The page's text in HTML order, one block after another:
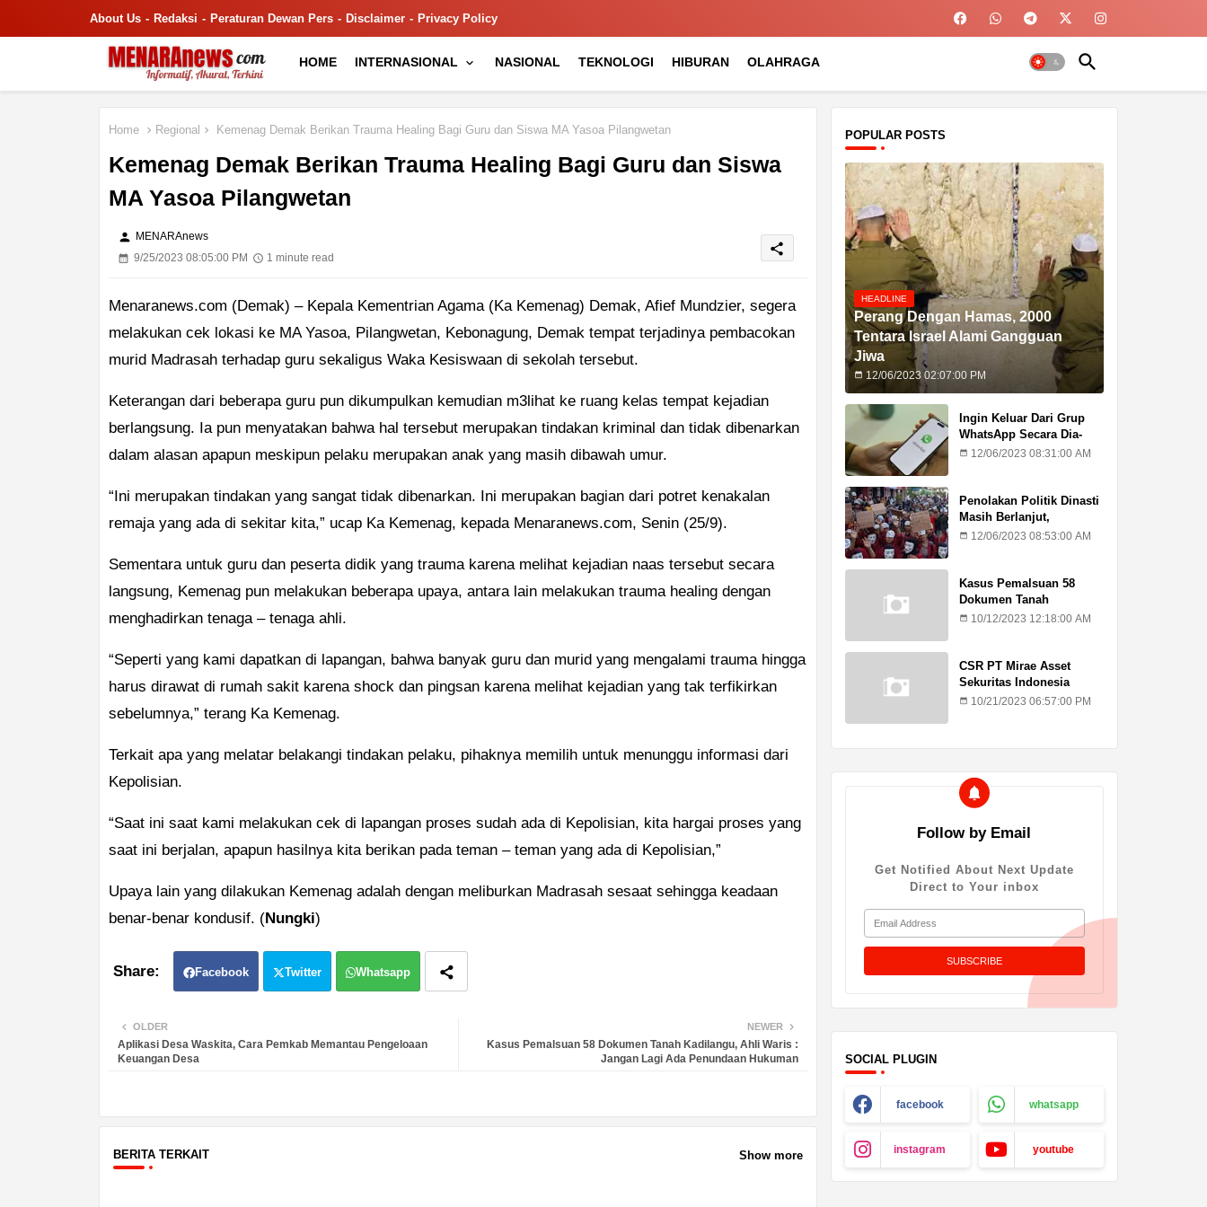
About Us Redaksi Peraturan Dewan Pers Disclaimer Privacy Policy
HOME INTERNASIONAL NASIONAL TEKNOLOGI HIBURAN OLAHRAGA
Home Regional Kemenag Demak Berikan Trauma Healing Bagi Guru dan Siswa MA Yasoa Pilangwetan
Kemenag Demak Berikan Trauma Healing Bagi Guru dan Siswa
MA Yasoa Pilangwetan
person MENARAnews
9/25/2023 08:05:00 PM
1 minute read
share
Menaranews.com (Demak) – Kepala Kementrian Agama (Ka Kemenag) Demak, Afief Mundzier, segera
melakukan cek lokasi ke MA Yasoa, Pilangwetan, Kebonagung, Demak tempat terjadinya pembacokan
murid Madrasah terhadap guru sekaligus Waka Kesiswaan di sekolah tersebut.
Keterangan dari beberapa guru pun dikumpulkan kemudian m3lihat ke ruang kelas tempat kejadian
berlangsung. Ia pun menyatakan bahwa hal tersebut merupakan tindakan kriminal dan tidak dibenarkan
dalam alasan apapun meskipun pelaku merupakan anak yang masih dibawah umur.
“Ini merupakan tindakan yang sangat tidak dibenarkan. Ini merupakan bagian dari potret kenakalan
remaja yang ada di sekitar kita,” ucap Ka Kemenag, kepada Menaranews.com, Senin (25/9).
Sementara untuk guru dan peserta didik yang trauma karena melihat kejadian naas tersebut secara
langsung, Kemenag pun melakukan beberapa upaya, antara lain melakukan trauma healing dengan
menghadirkan tenaga – tenaga ahli.
“Seperti yang kami dapatkan di lapangan, bahwa banyak guru dan murid yang mengalami trauma hingga
harus dirawat di rumah sakit karena shock dan pingsan karena melihat kejadian yang tak terfikirkan
sebelumnya,” terang Ka Kemenag.
Terkait apa yang melatar belakangi tindakan pelaku, pihaknya memilih untuk menunggu informasi dari
Kepolisian.
“Saat ini saat kami melakukan cek di lapangan proses sudah ada di Kepolisian, kita hargai proses yang
saat ini berjalan, apapun hasilnya kita berikan pada teman – teman yang ada di Kepolisian,”
Upaya lain yang dilakukan Kemenag adalah dengan meliburkan Madrasah sesaat sehingga keadaan
benar-benar kondusif. (Nungki)
Facebook Twitter Whatsapp
NEWER
Kasus Pemalsuan 58 Dokumen Tanah Kadilangu, Ahli Waris :
Jangan Lagi Ada Penundaan Hukuman
OLDER
Aplikasi Desa Waskita, Cara Pemkab Memantau Pengeloaan
Keuangan Desa
BERITA TERKAIT Show more
POPULAR POSTS
HEADLINE
Perang Dengan Hamas, 2000
Tentara Israel Alami Gangguan
Jiwa
12/06/2023 02:07:00 PM
Ingin Keluar Dari Grup
WhatsApp Secara Dia-
Diam? Ini Caranya
12/06/2023 08:31:00 AM
Penolakan Politik Dinasti
Masih Berlanjut,
Mahasiswa Kritik Putusan
12/06/2023 08:53:00 AM
Kasus Pemalsuan 58
Dokumen Tanah
Kadilangu, Ahli Waris :
10/12/2023 12:18:00 AM
CSR PT Mirae Asset
Sekuritas Indonesia
Sasar Warga Rentan
10/21/2023 06:57:00 PM
Follow by Email
Get Notified About Next Update
Direct to Your inbox
SOCIAL PLUGIN
facebook whatsapp
instagram youtube